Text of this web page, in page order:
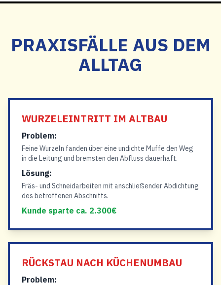
PRAXISFÄLLE AUS DEM
ALLTAG
WURZELEINTRITT IM ALTBAU
Problem:
Feine Wurzeln fanden über eine undichte Muffe den Weg
in die Leitung und bremsten den Abfluss dauerhaft.
Lösung:
Fräs- und Schneidarbeiten mit anschließender Abdichtung
des betroffenen Abschnitts.
Kunde sparte ca. 2.300€
RÜCKSTAU NACH KÜCHENUMBAU
Problem: